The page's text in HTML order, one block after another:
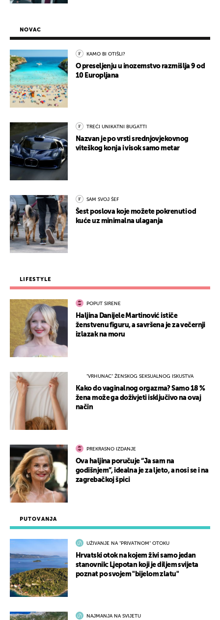
PUTOVANJA
UŽIVANJE NA "PRIVATNOM" OTOKU
Hrvatski otok na kojem živi samo jedan
stanovnik: Ljepotan koji je diljem svijeta
poznat po svojem "bijelom zlatu"
NAJMANJA NA SVIJETU
NOVAC
KAMO BI OTIŠLI?
O preseljenju u inozemstvo razmišlja 9 od
10 Europljana
TREĆI UNIKATNI BUGATTI
Nazvan je po vrsti srednjovjekovnog
viteškog konja i visok samo metar
SAM SVOJ ŠEF
Šest poslova koje možete pokrenuti od
kuće uz minimalna ulaganja
LIFESTYLE
POPUT SIRENE
Haljina Danijele Martinović ističe
ženstvenu figuru, a savršena je za večernji
izlazak na moru
"VRHUNAC" ŽENSKOG SEKSUALNOG ISKUSTVA
Kako do vaginalnog orgazma? Samo 18 %
žena može ga doživjeti isključivo na ovaj
način
PREKRASNO IZDANJE
Ova haljina poručuje “Ja sam na
godišnjem”, idealna je za ljeto, a nosi se i na
zagrebačkoj špici